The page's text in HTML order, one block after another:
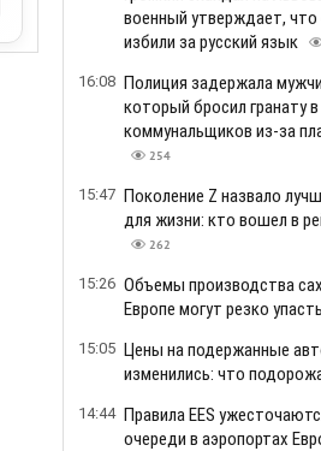
военный утверждает, что
избили за русский язык
16:08 Полиция задержала
который бросил гранату
коммунальщиков из-за
254
15:47 Поколение Z назвало
для жизни: кто вошел в
262
15:26 Объемы производства
Европе могут резко упасть
15:05 Цены на подержанные
изменились: что
14:44 Правила EES
очереди в аэропортах